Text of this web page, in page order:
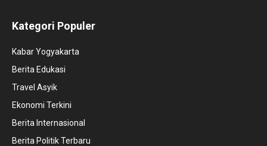
Kategori Populer
Kabar Yogyakarta
Berita Edukasi
Travel Asyik
Ekonomi Terkini
Berita Internasional
Berita Politik Terbaru